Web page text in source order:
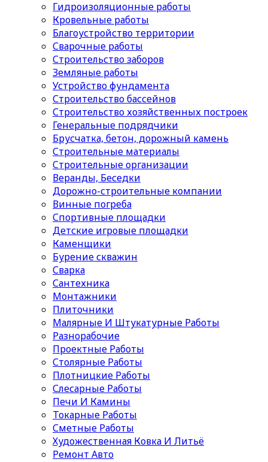
Гидроизоляционные работы
Кровельные работы
Благоустройство территории
Сварочные работы
Строительство заборов
Земляные работы
Устройство фундамента
Строительство бассейнов
Строительство хозяйственных построек
Генеральные подрядчики
Брусчатка, бетон, дорожный камень
Строительные материалы
Cтроительные организации
Веранды, Беседки
Дорожно-строительные компании
Винные погреба
Спортивные площадки
Детские игровые площадки
Каменщики
Бурение скважин
Сварка
Сантехника
Монтажники
Плиточники
Малярные И Штукатурные Работы
Разнорабочие
Проектные Работы
Столярные Работы
Плотницкие Работы
Слесарные Работы
Печи И Камины
Токарные Работы
Сметные Работы
Художественная Ковка И Литьё
Ремонт Авто